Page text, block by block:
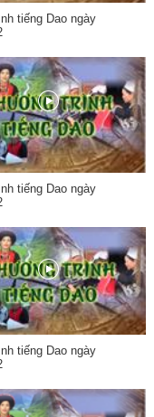
tiếng Dao ngày
tiếng Dao ngày
tiếng Dao ngày